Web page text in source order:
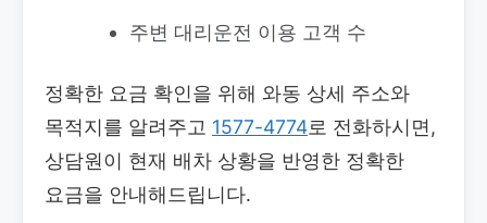
주변 대리운전 이용 고객 수
정확한 요금 확인을 위해 와동 상세 주소와
목적지를 알려주고 1577-4774로 전화하시면,
상담원이 현재 배차 상황을 반영한 정확한
요금을 안내해드립니다.